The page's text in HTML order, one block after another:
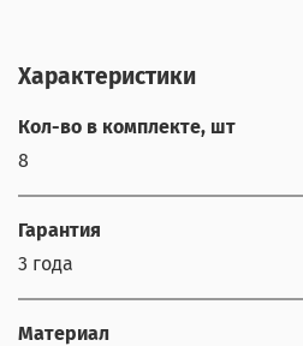
Характеристики
Кол-во в комплекте, шт
8
Гарантия
3 года
Материал